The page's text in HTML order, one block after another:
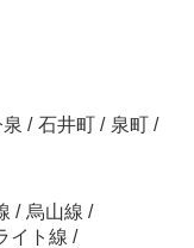
/ 石井町 / 泉町 /
/ 烏山線 /
イト線 /